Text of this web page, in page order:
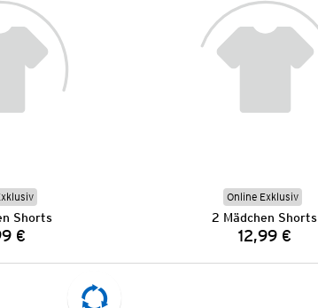
Shorts
€
Online Exklusiv
2 Mädchen Shorts
Preis:
12,99 €